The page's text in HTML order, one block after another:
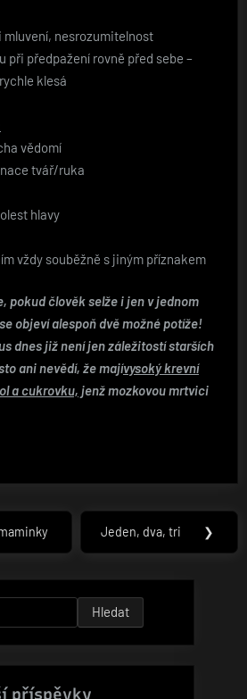
mluvení, nesrozumitelnost
při předpažení rovně před sebe –
klesá
vědomí
tvář/ruka
hlavy
vždy souběžně s jiným příznakem
pokud člověk selže i jen v jednom
objeví alespoň dvě možné potíže!
dnes již není jen záležitostí starších
ani nevědí, že majívysoký krevní
a cukrovku, jenž mozkovou mrtvici
Next
Jeden, dva, tri ❯
příspěvky